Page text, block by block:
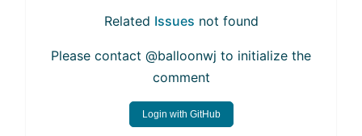
Related Issues not found
Please contact @balloonwj to initialize the
comment
Login with GitHub